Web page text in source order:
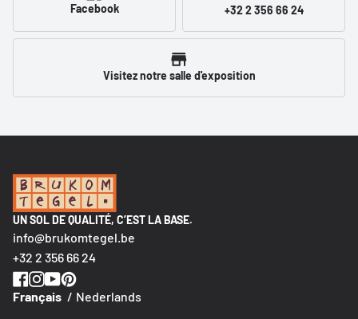
Facebook +32 2 356 66 24
Visitez notre salle d'exposition
UN SOL DE QUALITÉ, C’EST LA BASE.
info@brukomtegel.be
+32 2 356 66 24
Nederlands
Français